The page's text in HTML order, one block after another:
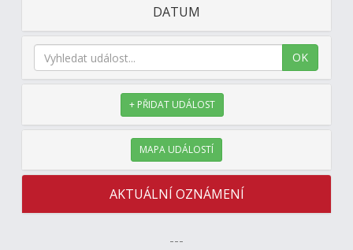
DATUM
OK
+ PŘIDAT UDÁLOST
MAPA UDÁLOSTÍ
AKTUÁLNÍ OZNÁMENÍ
---